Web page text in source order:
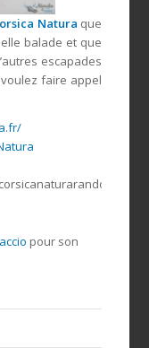
Natura que
balade et que
escapades
faire appel
pour son